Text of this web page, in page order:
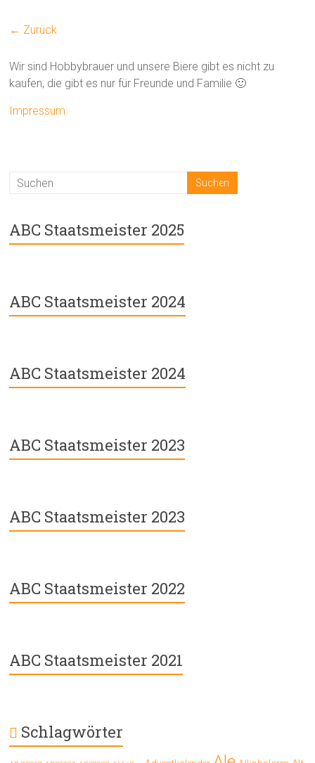
← Zurück
Wir sind Hobbybrauer und unsere Biere gibt es nicht zu
kaufen, die gibt es nur für Freunde und Familie 🙂
Impressum
ABC Staatsmeister 2025
ABC Staatsmeister 2024
ABC Staatsmeister 2024
ABC Staatsmeister 2023
ABC Staatsmeister 2023
ABC Staatsmeister 2022
ABC Staatsmeister 2021
Schlagwörter